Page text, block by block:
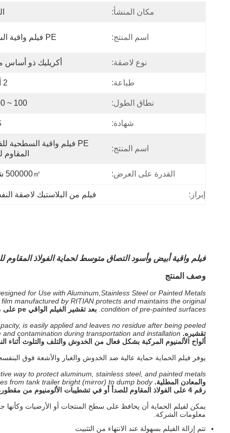
مكان المنشأ:
اسم المنتج: PE فيلم واقية السطح
نوع لاصقة: أكريليك ذو أساس
طباعة: 2 ألوان
نطاق الطول: 100 ~ 200 م
شهادة:
اسم المنتج:
المقاوم
القدرة على العرض: 500000㎡ شهريا
إبراز: فيلم من البلاستيك لاصقة
فيلم واقية أبيض وأسود التصاق متوسط ​​لحماية الفولاذ المقاوم
وصف المنتج
for Use with Aluminum,Stainless Steel or Painted Metals.
manufactured by RITIAN protects and maintains the original
condition of pre-painted surfaces. بعد تقشير الفيلم الواقي pe على منتجاتك ، ستجد أن منتجات السقف الخاصة بك تبدو جديدة تمامًا.
is easily applied and leaves no residue after being peeled.
تقشيره. contamination during transportation and installation.
ألواح الألمنيوم المركبة بشكل فعال من الخدوش والتلف والتلوث أثناء
يوفر فيلم الحماية حماية عالية ضد الخدوش والغبار والأشعة فوق
way to protect aluminum, stainless steel, and painted metals.
والمعادن المطلية. from tank trailer bright (mirror) to dump body.
رقم 4 على الفولاذ المقاوم للصدأ أو في تشطيبات الألومنيوم من مقطورة صهريج ساطعة (مرآة) إلى جسم التفريغ.
يمكن لفيلم الحماية أن يحافظ على سطح المنتجات أو الأرضيات وكأنها
معلومات الشركة.
تتم إزالة الفيلم بسهولة عند الانتهاء من التثبيت